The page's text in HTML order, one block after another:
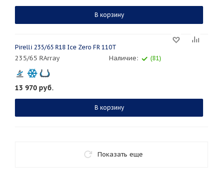
В корзину
Pirelli 235/65 R18 Ice Zero FR 110T
235/65 RArray Наличие: (81)
13 970 руб.
В корзину
Показать еще